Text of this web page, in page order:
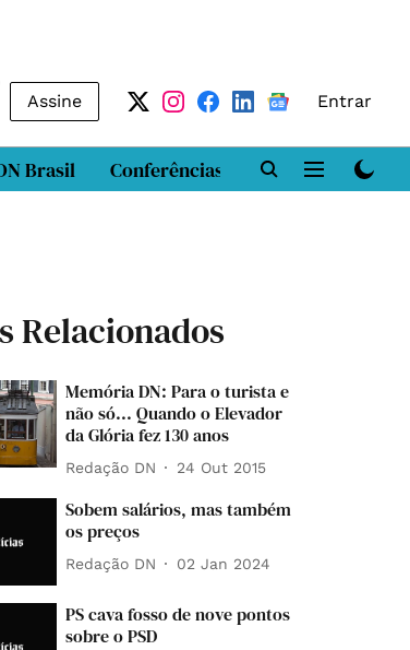
Assine Entrar
Brasil Conferências DN LAB
Relacionados
Memória DN: Para o turista e
não só... Quando o Elevador
da Glória fez 130 anos
Redação DN 24 Out 2015
Sobem salários, mas também
os preços
Redação DN 02 Jan 2024
PS cava fosso de nove pontos
sobre o PSD